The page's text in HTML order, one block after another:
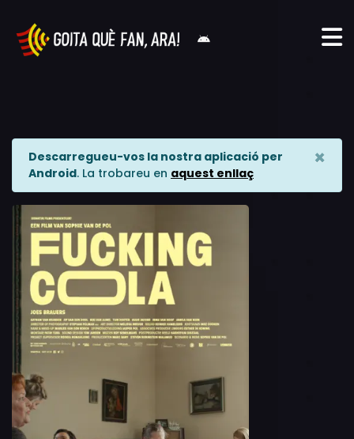
Descarregueu-vos la nostra aplicació per
Android. La trobareu en aquest enllaç
×